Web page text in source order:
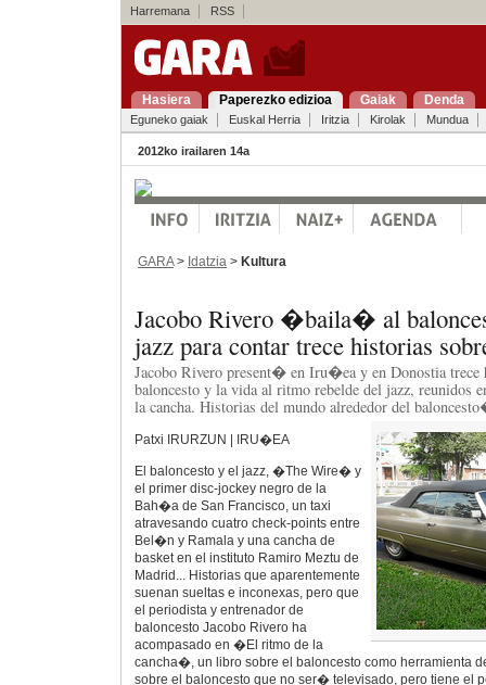
Harremana RSS
Hasiera Paperezko edizioa Gaiak Denda
Eguneko gaiak Euskal Herria Iritzia Kirolak Mundua
2012ko irailaren 14a
GARA> Idatzia > Kultura
Jacobo Rivero �baila� al
jazz para contar trece historias
Jacobo Rivero present� en Iru�ea y en Donostia trece
baloncesto y la vida al ritmo rebelde del jazz,
la cancha. Historias del mundo alrededor del
Patxi IRURZUN | IRU�EA
El baloncesto y el jazz, �The Wire� y
el primer disc-jockey negro de la
Bah�a de San Francisco, un taxi
atravesando cuatro check-points entre
Bel�n y Ramala y una cancha de
basket en el instituto Ramiro Meztu de
Madrid... Historias que aparentemente
suenan sueltas e inconexas, pero que
el periodista y entrenador de
baloncesto Jacobo Rivero ha
acompasado en �El ritmo de la
cancha�, un libro sobre el baloncesto como herramienta
sobre el baloncesto que no ser� televisado, pero tiene el